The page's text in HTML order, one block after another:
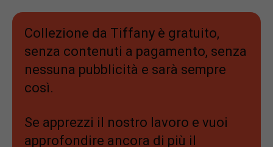
Collezione da Tiffany è gratuito,
senza contenuti a pagamento, senza
nessuna pubblicità e sarà sempre
così.
Se apprezzi il nostro lavoro e vuoi
approfondire ancora di più il